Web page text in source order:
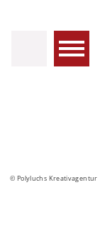
© Polyluchs Kreativagentur